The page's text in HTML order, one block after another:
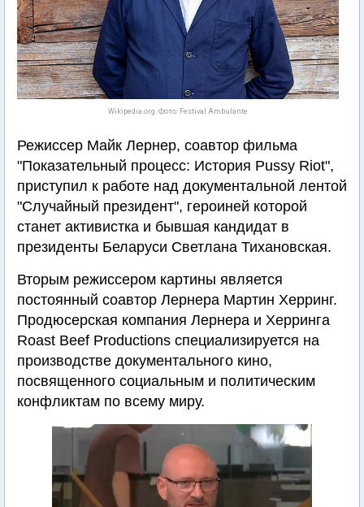
Wikipedia.org. Фото: Festival Ambulante
Режиссер Майк Лернер, соавтор фильма
"Показательный процесс: История Pussy Riot",
приступил к работе над документальной лентой
"Случайный президент", героиней которой
станет активистка и бывшая кандидат в
президенты Беларуси Светлана Тихановская.
Вторым режиссером картины является
постоянный соавтор Лернера Мартин Херринг.
Продюсерская компания Лернера и Херринга
Roast Beef Productions специализируется на
производстве документального кино,
посвященного социальным и политическим
конфликтам по всему миру.